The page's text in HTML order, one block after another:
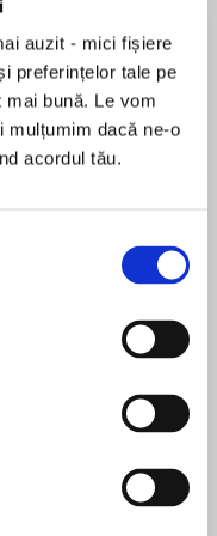
auzit - mici fișiere
preferințelor tale pe
bună. Le vom
mulțumim dacă ne-o
acordul tău.
bully of Tom
a Victoria Cross,
plays a key
campaigns
his utmost to
imposter,
in this first
agent in
Papers’ and